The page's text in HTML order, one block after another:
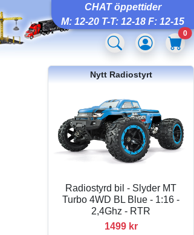
CHAT öppettider
M: 12-20 T-T: 12-18 F: 12-15
0
Nytt Radiostyrt
Radiostyrd bil - Slyder MT
Turbo 4WD BL Blue - 1:16 -
2,4Ghz - RTR
1499 kr